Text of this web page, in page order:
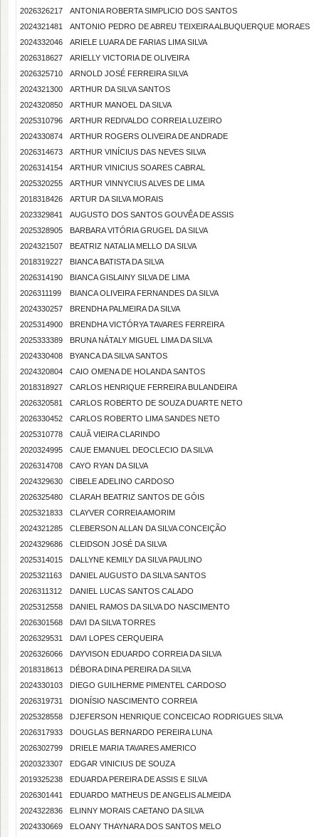
2026326217
ANTONIA ROBERTA SIMPLICIO DOS SANTOS
2024321481
ANTONIO PEDRO DE ABREU TEIXEIRA ALBUQUERQUE MORAES
2024332046
ARIELE LUARA DE FARIAS LIMA SILVA
2026318627
ARIELLY VICTORIA DE OLIVEIRA
2026325710
ARNOLD JOSÉ FERREIRA SILVA
2024321300
ARTHUR DA SILVA SANTOS
2024320850
ARTHUR MANOEL DA SILVA
2025310796
ARTHUR REDIVALDO CORREIA LUZEIRO
2024330874
ARTHUR ROGERS OLIVEIRA DE ANDRADE
2026314673
ARTHUR VINÍCIUS DAS NEVES SILVA
2026314154
ARTHUR VINICIUS SOARES CABRAL
2025320255
ARTHUR VINNYCIUS ALVES DE LIMA
2018318426
ARTUR DA SILVA MORAIS
2023329841
AUGUSTO DOS SANTOS GOUVÊA DE ASSIS
2025328905
BARBARA VITÓRIA GRUGEL DA SILVA
2024321507
BEATRIZ NATALIA MELLO DA SILVA
2018319227
BIANCA BATISTA DA SILVA
2026314190
BIANCA GISLAINY SILVA DE LIMA
2026311199
BIANCA OLIVEIRA FERNANDES DA SILVA
2024330257
BRENDHA PALMEIRA DA SILVA
2025314900
BRENDHA VICTÓRYA TAVARES FERREIRA
2025333389
BRUNA NÁTALY MIGUEL LIMA DA SILVA
2024330408
BYANCA DA SILVA SANTOS
2024320804
CAIO OMENA DE HOLANDA SANTOS
2018318927
CARLOS HENRIQUE FERREIRA BULANDEIRA
2026320581
CARLOS ROBERTO DE SOUZA DUARTE NETO
2026330452
CARLOS ROBERTO LIMA SANDES NETO
2025310778
CAUÃ VIEIRA CLARINDO
2020324995
CAUE EMANUEL DEOCLECIO DA SILVA
2026314708
CAYO RYAN DA SILVA
2024329630
CIBELE ADELINO CARDOSO
2026325480
CLARAH BEATRIZ SANTOS DE GÓIS
2025321833
CLAYVER CORREIA AMORIM
2024321285
CLEBERSON ALLAN DA SILVA CONCEIÇÃO
2024329686
CLEIDSON JOSÉ DA SILVA
2025314015
DALLYNE KEMILY DA SILVA PAULINO
2025321163
DANIEL AUGUSTO DA SILVA SANTOS
2026311312
DANIEL LUCAS SANTOS CALADO
2025312558
DANIEL RAMOS DA SILVA DO NASCIMENTO
2026301568
DAVI DA SILVA TORRES
2026329531
DAVI LOPES CERQUEIRA
2026326066
DAYVISON EDUARDO CORREIA DA SILVA
2018318613
DÉBORA DINA PEREIRA DA SILVA
2024330103
DIEGO GUILHERME PIMENTEL CARDOSO
2026319731
DIONÍSIO NASCIMENTO CORREIA
2025328558
DJEFERSON HENRIQUE CONCEICAO RODRIGUES SILVA
2026317933
DOUGLAS BERNARDO PEREIRA LUNA
2026302799
DRIELE MARIA TAVARES AMERICO
2020323307
EDGAR VINICIUS DE SOUZA
2019325238
EDUARDA PEREIRA DE ASSIS E SILVA
2026301441
EDUARDO MATHEUS DE ANGELIS ALMEIDA
2024322836
ELINNY MORAIS CAETANO DA SILVA
2024330669
ELOANY THAYNARA DOS SANTOS MELO